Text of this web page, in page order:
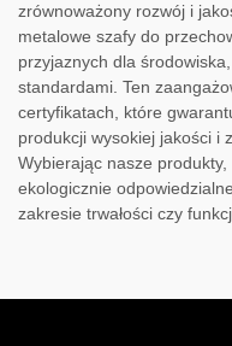
zrównoważony rozwój i
metalowe szafy do
przyjaznych dla
standardami. Ten
certyfikatach, które
produkcji wysokiej jakości i
Wybierając nasze
ekologicznie
zakresie trwałości czy